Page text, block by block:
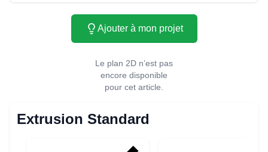
Ajouter à mon projet
Le plan 2D n’est pas
encore disponible
pour cet article.
Extrusion Standard